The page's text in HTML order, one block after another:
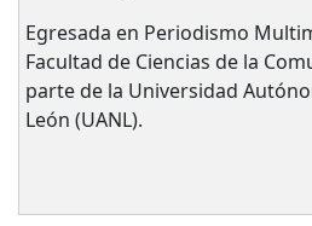
Egresada en Periodismo
Facultad de Ciencias de la
parte de la Universidad
León (UANL).